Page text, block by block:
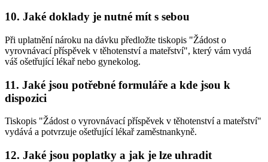
10. Jaké doklady je nutné mít s sebou
Při uplatnění nároku na dávku předložte tiskopis "Žádost o
vyrovnávací příspěvek v těhotenství a mateřství", který vám vydá
váš ošetřující lékař nebo gynekolog.
11. Jaké jsou potřebné formuláře a kde jsou k
dispozici
Tiskopis "Žádost o vyrovnávací příspěvek v těhotenství a mateřství"
vydává a potvrzuje ošetřující lékař zaměstnankyně.
12. Jaké jsou poplatky a jak je lze uhradit